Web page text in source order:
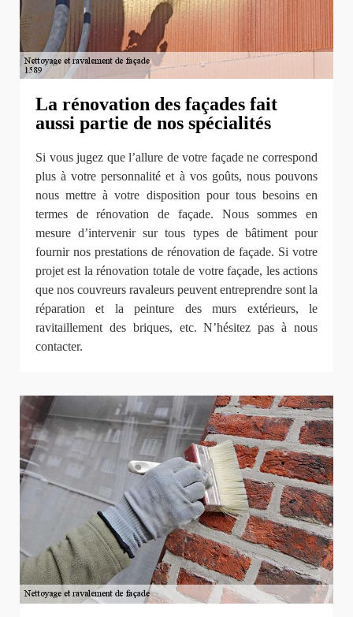
La rénovation des façades fait
aussi partie de nos spécialités
Si vous jugez que l’allure de votre façade ne correspond
plus à votre personnalité et à vos goûts, nous pouvons
nous mettre à votre disposition pour tous besoins en
termes de rénovation de façade. Nous sommes en
mesure d’intervenir sur tous types de bâtiment pour
fournir nos prestations de rénovation de façade. Si votre
projet est la rénovation totale de votre façade, les actions
que nos couvreurs ravaleurs peuvent entreprendre sont la
réparation et la peinture des murs extérieurs, le
ravitaillement des briques, etc. N’hésitez pas à nous
contacter.